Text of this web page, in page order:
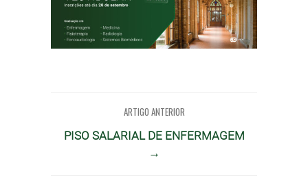
ARTIGO ANTERIOR
PISO SALARIAL DE ENFERMAGEM
→